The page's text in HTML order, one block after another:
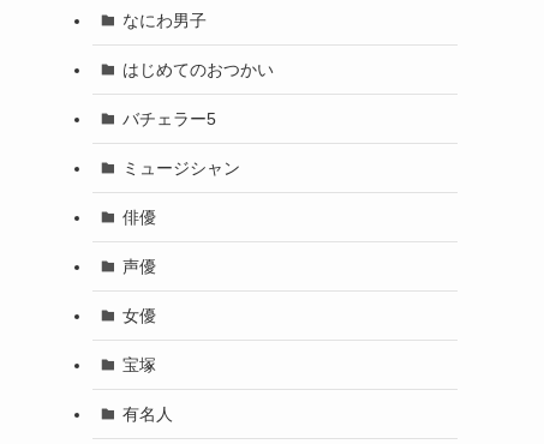
なにわ男子
はじめてのおつかい
バチェラー5
ミュージシャン
俳優
声優
女優
宝塚
有名人